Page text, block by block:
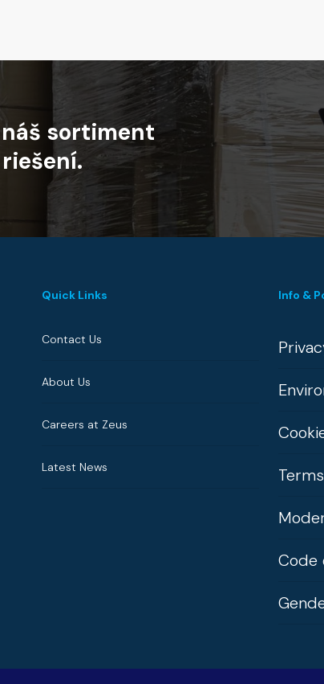
náš sortiment
riešení.
Quick Links
Contact Us
About Us
Careers at Zeus
Latest News
Info &
Code